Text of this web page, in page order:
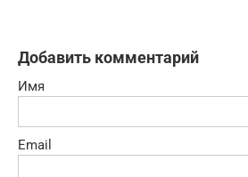
Добавить комментарий
Имя
Email